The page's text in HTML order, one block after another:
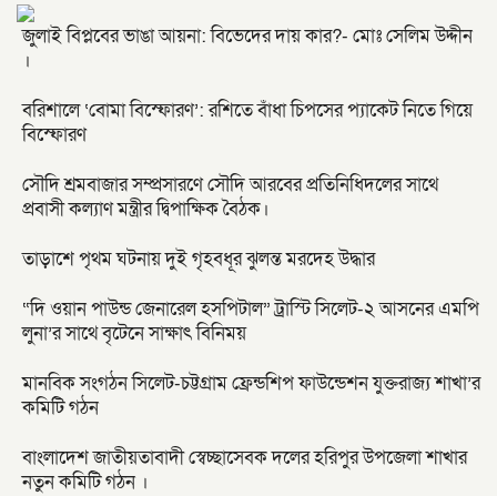
জুলাই বিপ্লবের ভাঙা আয়না: বিভেদের দায় কার?- মোঃ সেলিম উদ্দীন
।
বরিশালে ‘বোমা বিস্ফোরণ’: রশিতে বাঁধা চিপসের প্যাকেট নিতে গিয়ে
বিস্ফোরণ
সৌদি শ্রমবাজার সম্প্রসারণে সৌদি আরবের প্রতিনিধিদলের সাথে
প্রবাসী কল্যাণ মন্ত্রীর দ্বিপাক্ষিক বৈঠক।
তাড়াশে পৃথম ঘটনায় দুই গৃহবধূর ঝুলন্ত মরদেহ উদ্ধার
“দি ওয়ান পাউন্ড জেনারেল হসপিটাল” ট্রাস্টি সিলেট-২ আসনের এমপি
লুনা’র সা‌থে বৃটেনে সাক্ষাৎ বিনিময়
মানবিক সংগঠন সিলেট-চট্টগ্রাম ফ্রেন্ডশিপ ফাউন্ডেশন যুক্তরাজ্য শাখা’র
কমিটি গঠন
বাংলাদেশ জাতীয়তাবাদী স্বেচ্ছাসেবক দলের হরিপুর উপজেলা শাখার
নতুন কমিটি গঠন ।